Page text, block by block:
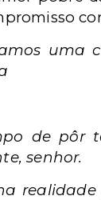
uma
de pôr
senhor.